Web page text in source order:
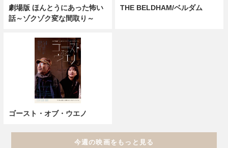
劇場版 ほんとうにあった怖い
話～ゾクゾク変な間取り～
THE BELDHAM/ベルダム
ゴースト・オブ・ウエノ
今週の映画をもっと見る